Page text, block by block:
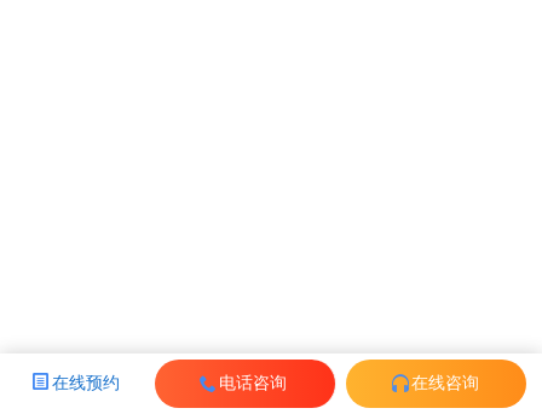
在线预约 电话咨询 在线咨询
电话咨询 预约试听 在线咨询